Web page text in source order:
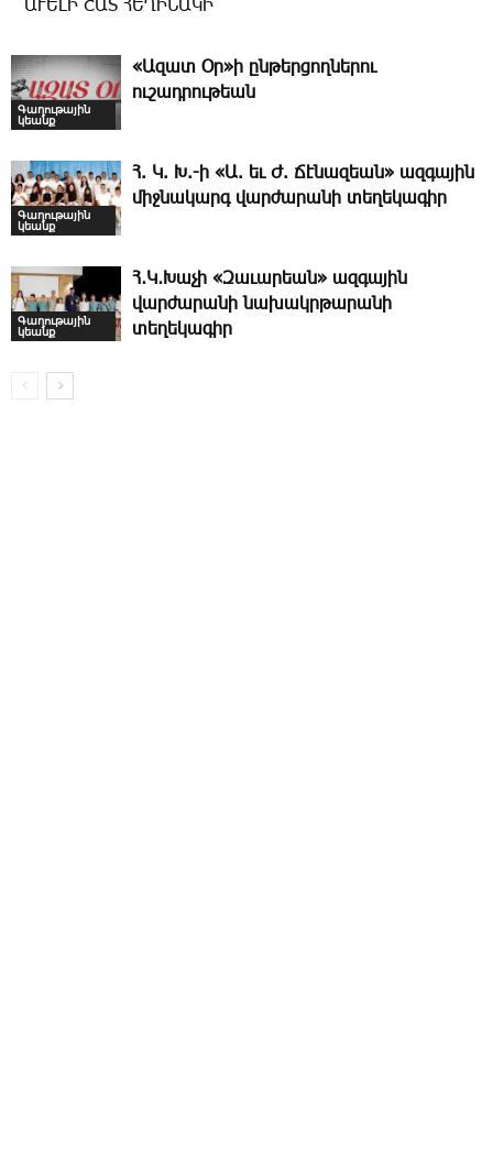
ԱՒԵԼԻ ՇԱՏ ՀԵՂԻՆԱԿԻ
Գաղութային
կեանք
«Ազատ Օր»ի ընթերցողներու
ուշադրութեան
Գաղութային
կեանք
Հ. Կ. Խ.-ի «Ա. եւ Ժ. ­Ճէնազեան» ազգային
միջնակարգ վարժարանի տեղեկագիր
Գաղութային
կեանք
Հ․Կ․Խաչի «Զաւարեան» ազգային
վարժարանի նախակրթարանի
տեղեկագիր